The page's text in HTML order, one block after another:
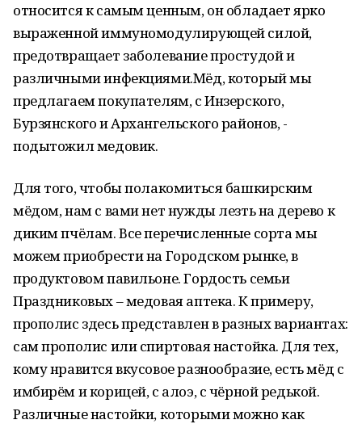
относится к самым ценным, он обладает ярко
выраженной иммуномодулирующей силой,
предотвращает заболевание простудой и
различными инфекциями.Мёд, который мы
предлагаем покупателям, с Инзерского,
Бурзянского и Архангельского районов, -
подытожил медовик.
Для того, чтобы полакомиться башкирским
мёдом, нам с вами нет нужды лезть на дерево к
диким пчёлам. Все перечисленные сорта мы
можем приобрести на Городском рынке, в
продуктовом павильоне. Гордость семьи
Праздниковых – медовая аптека. К примеру,
прополис здесь представлен в разных вариантах:
сам прополис или спиртовая настойка. Для тех,
кому нравится вкусовое разнообразие, есть мёд с
имбирём и корицей, с алоэ, с чёрной редькой.
Различные настойки, которыми можно как